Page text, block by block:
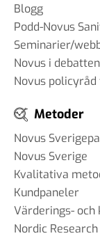
Blogg
Podd-Novus
Seminarier/
Novus i debatten
Novus
Metoder
Novus
Novus Sverige
Kvalitativa
Kundpaneler
Värderings-
Nordic